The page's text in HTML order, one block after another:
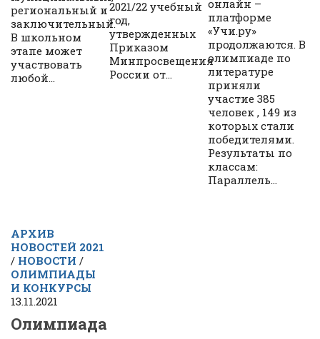
региональный и
заключительный.
В школьном
этапе может
участвовать
любой...
2021/22 учебный
год,
утвержденных
Приказом
Минпросвещения
России от...
онлайн –
платформе
«Учи.ру»
продолжаются. В
олимпиаде по
литературе
приняли
участие 385
человек , 149 из
которых стали
победителями.
Результаты по
классам:
Параллель...
АРХИВ
НОВОСТЕЙ 2021
/ НОВОСТИ /
ОЛИМПИАДЫ
И КОНКУРСЫ
13.11.2021
Олимпиада